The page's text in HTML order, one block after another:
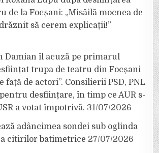
de la Focșani: „Misăilă mocnea de
să cerem explicații!”
Damian îl acuză pe primarul
trupa de teatru din Focșani
față de actori”. Consilierii PSD, PNL
desființare, în timp ce AUR s-
a votat împotrivă. 31/07/2026
adâncimea sondei sub oglinda
citirilor batimetrice 27/07/2026